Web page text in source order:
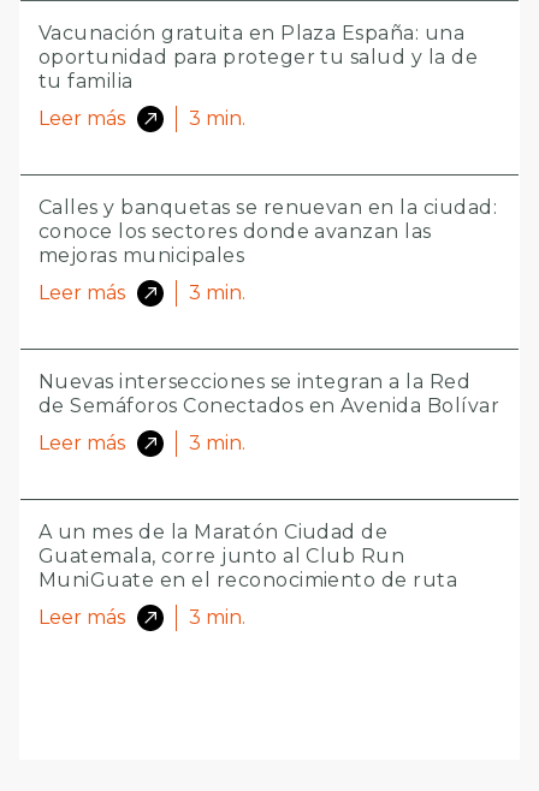
Vacunación gratuita en Plaza España: una
oportunidad para proteger tu salud y la de
tu familia
Leer más
3 min.
Calles y banquetas se renuevan en la ciudad:
conoce los sectores donde avanzan las
mejoras municipales
Leer más
3 min.
Nuevas intersecciones se integran a la Red
de Semáforos Conectados en Avenida Bolívar
Leer más
3 min.
A un mes de la Maratón Ciudad de
Guatemala, corre junto al Club Run
MuniGuate en el reconocimiento de ruta
Leer más
3 min.